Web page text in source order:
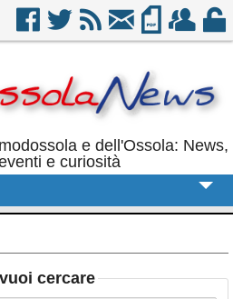
e dell'Ossola: News,
e curiosità
cercare